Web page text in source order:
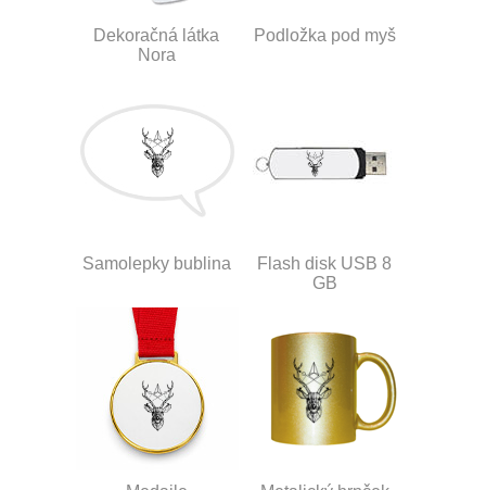
Dekoračná látka
Nora
Podložka pod myš
Samolepky bublina
Flash disk USB 8
GB